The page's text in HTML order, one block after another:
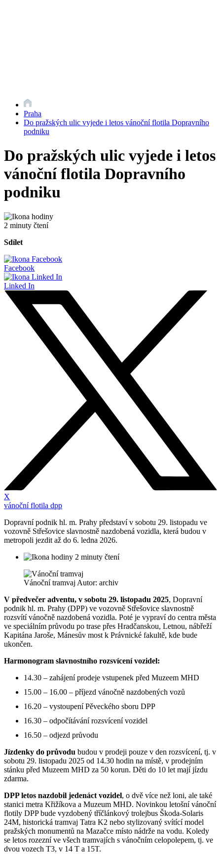
Praha
Do pražských ulic vyjede i letos vánoční flotila Dopravního
podniku
Do pražských ulic vyjede i letos
vánoční flotila Dopravního
podniku
2 minuty čtení
Sdílet
Facebook
Linked In
X
vánoční flotila dpp
Dopravní podnik hl. m. Prahy představí v sobotu 29. listopadu ve
vozovně Střešovice slavnostně nazdobená vozidla, která budou v
metropoli jezdit až do 6. ledna 2026.
2 minuty čtení
Vánoční tramvaj Autor: archiv
V předvečer adventu, v sobotu 29. listopadu 2025, Dopravní
podnik hl. m. Prahy (DPP) ve vozovně Střešovice slavnostně
rozsvítí vánočně nazdobená vozidla. Poté je vypraví do centra města
ve speciálním průvodu po trase přes Hradčanskou, Letnou, nábřeží
Kapitána Jaroše, Mánesův most k Právnické fakultě, kde bude
ukončen.
Harmonogram slavnostního rozsvícení vozidel:
14.30 – zahájení prodeje vstupenek před Muzeem MHD
15.00 – 16.00 – příjezd vánočně nazdobených vozů
16.20 – vystoupení Pěveckého sboru DPP
16.30 – odpočítávání rozsvícení vozidel
16.50 – odjezd průvodu
Jízdenky do průvodu budou v prodeji pouze v den rozsvícení, tj. v
sobotu 29. listopadu 2025 od 14.30 hodin na místě, v prodejním
stánku před Muzeem MHD za 50 korun. Děti do 10 let mají jízdu
zdarma.
DPP letos nazdobil jedenáct vozidel, o dvě více než loni, ale také
stanici metra Křižíkova a Muzeum MHD. Novinkou letošní vánoční
flotily DPP bude vyzdobený tříčlánkový trolejbus Škoda-Solaris
24M, historická tramvaj Tatra K2 nebo stylizovaný svítící model
pražských monumentů na Mazačce místo nádrže na vodu. Koledy
se letos rozezní ve všech tramvajích s vánočním celopolepem, tj. ve
dvou vozech T3, v 14 T a 15T.